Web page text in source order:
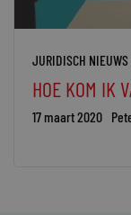
JURIDISCH NIEUWS
HOE KOM IK
17 maart 2020